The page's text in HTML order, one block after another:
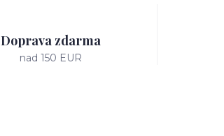
Doprava zdarma
nad 150 EUR